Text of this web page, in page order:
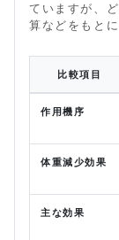
ていますが、
算などをもと
比較項目
作用機序
体重減少効果
主な効果